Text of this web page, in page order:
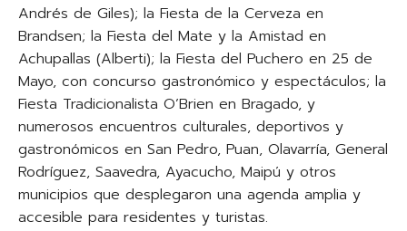
Andrés de Giles); la Fiesta de la Cerveza en
Brandsen; la Fiesta del Mate y la Amistad en
Achupallas (Alberti); la Fiesta del Puchero en 25 de
Mayo, con concurso gastronómico y espectáculos; la
Fiesta Tradicionalista O’Brien en Bragado, y
numerosos encuentros culturales, deportivos y
gastronómicos en San Pedro, Puan, Olavarría, General
Rodríguez, Saavedra, Ayacucho, Maipú y otros
municipios que desplegaron una agenda amplia y
accesible para residentes y turistas.